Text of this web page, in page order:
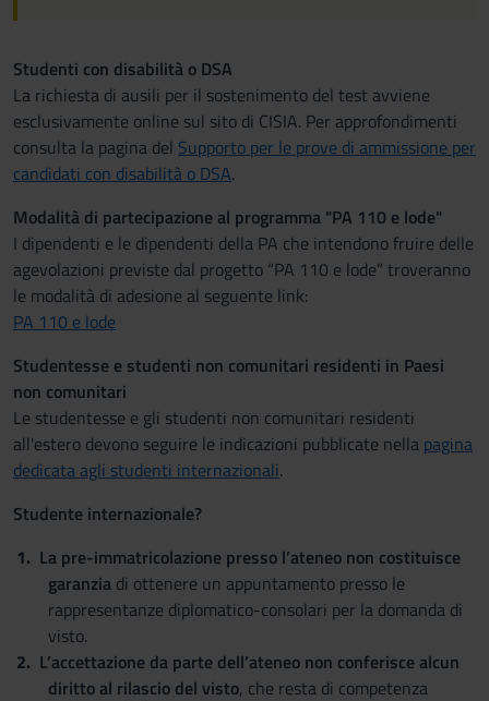
Studenti con disabilità o DSA
La richiesta di ausili per il sostenimento del test avviene
esclusivamente online sul sito di CISIA. Per approfondimenti
consulta la pagina del Supporto per le prove di ammissione per
candidati con disabilità o DSA.
Modalità di partecipazione al programma "PA 110 e lode"
I dipendenti e le dipendenti della PA che intendono fruire delle
agevolazioni previste dal progetto “PA 110 e lode” troveranno
le modalità di adesione al seguente link:
PA 110 e lode
Studentesse e studenti non comunitari residenti in Paesi
non comunitari
Le studentesse e gli studenti non comunitari residenti
all'estero devono seguire le indicazioni pubblicate nella pagina
dedicata agli studenti internazionali.
Studente internazionale?
La pre-immatricolazione presso l’ateneo non costituisce
garanzia di ottenere un appuntamento presso le
rappresentanze diplomatico-consolari per la domanda di
visto.
L’accettazione da parte dell’ateneo non conferisce alcun
diritto al rilascio del visto, che resta di competenza